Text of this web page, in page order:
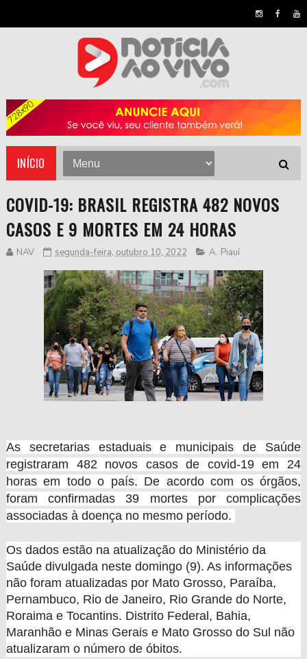
INÍCIO
COVID-19: BRASIL REGISTRA 482 NOVOS
CASOS E 9 MORTES EM 24 HORAS
NAV segunda-feira, outubro 10, 2022 A, Piauí
As secretarias estaduais e municipais de Saúde
registraram 482 novos casos de covid-19 em 24
horas em todo o país. De acordo com os órgãos,
foram confirmadas 39 mortes por complicações
associadas à doença no mesmo período.
Os dados estão na atualização do Ministério da
Saúde divulgada neste domingo (9). As informações
não foram atualizadas por Mato Grosso, Paraíba,
Pernambuco, Rio de Janeiro, Rio Grande do Norte,
Roraima e Tocantins. Distrito Federal, Bahia,
Maranhão e Minas Gerais e Mato Grosso do Sul não
atualizaram o número de óbitos.